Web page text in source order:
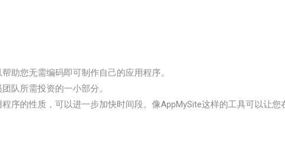
助您无需编码即可制作自己的应用程序。
队所需投资的一小部分。
序的性质，可以进一步加快时间段。像AppMySite这样的工具可以让您